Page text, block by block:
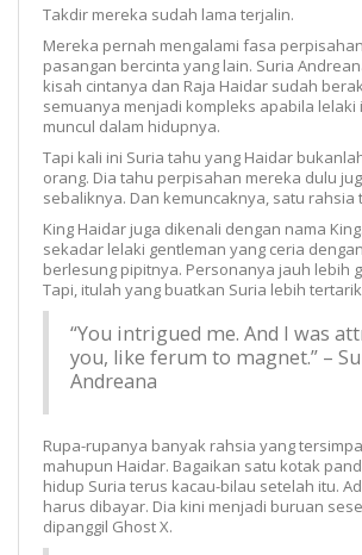
Takdir mereka sudah lama terjalin.
Mereka pernah mengalami fasa
pasangan bercinta yang lain. Suria
kisah cintanya dan Raja Haidar sudah
semuanya menjadi kompleks apabila lelaki
muncul dalam hidupnya.
Tapi kali ini Suria tahu yang Haidar
orang. Dia tahu perpisahan mereka dulu
sebaliknya. Dan kemuncaknya, satu rahsia
King Haidar juga dikenali dengan nama
sekadar lelaki gentleman yang ceria
berlesung pipitnya. Personanya jauh lebih
Tapi, itulah yang buatkan Suria lebih
“You intrigued me. And I was
you, like ferum to magnet.” –
Andreana
Rupa-rupanya banyak rahsia yang
mahupun Haidar. Bagaikan satu kotak
hidup Suria terus kacau-bilau setelah itu.
harus dibayar. Dia kini menjadi buruan
dipanggil Ghost X.